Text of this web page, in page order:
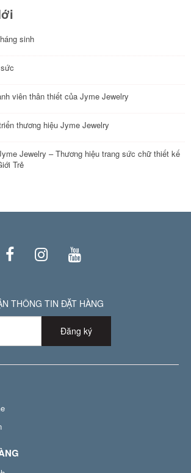
sinh
viên thân thiết của Jyme Jewelry
thương hiệu Jyme Jewelry
Jewelry – Thương hiệu trang sức chữ thiết kế
Trẻ
THÔNG TIN ĐẶT HÀNG
Đăng ký